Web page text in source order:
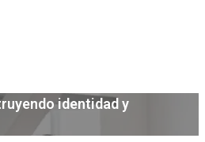
identidad y